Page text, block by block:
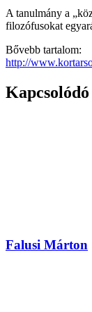
A tanulmány a
filozófusokat
Bővebb tartalom:
http://
Falusi Márton